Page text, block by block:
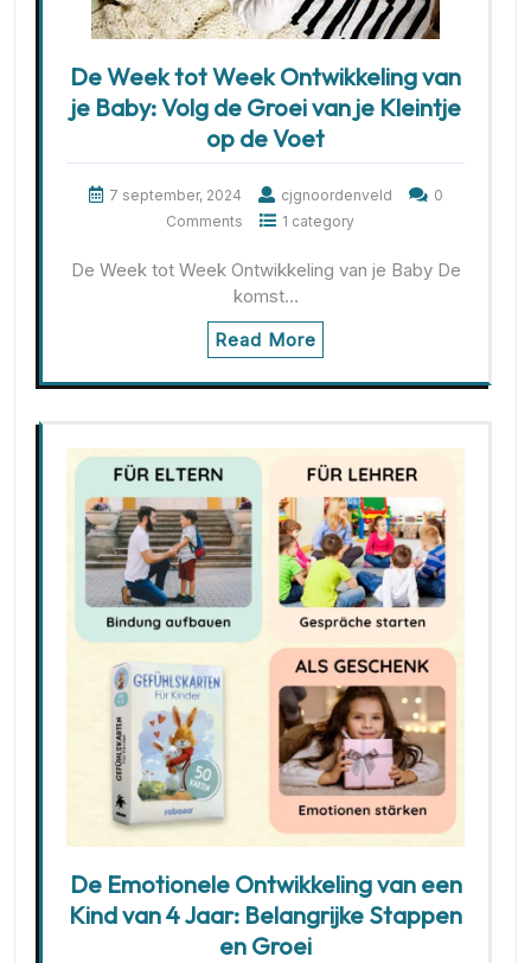
De Week tot Week Ontwikkeling van
je Baby: Volg de Groei van je Kleintje
op de Voet
7 september, 2024 cjgnoordenveld
0
Comments
1 category
De Week tot Week Ontwikkeling van je Baby De
komst…
Read More
De Emotionele Ontwikkeling van een
Kind van 4 Jaar: Belangrijke Stappen
en Groei